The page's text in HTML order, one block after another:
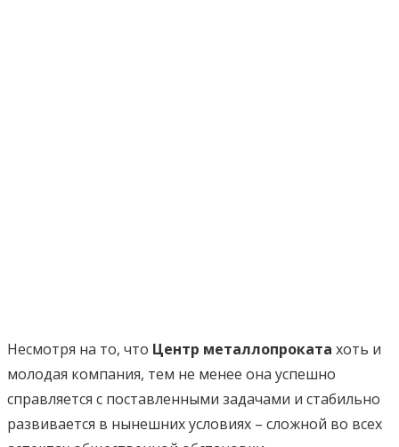
Несмотря на то, что Центр металлопроката хоть и
молодая компания, тем не менее она успешно
справляется с поставленными задачами и стабильно
развивается в нынешних условиях – сложной во всех